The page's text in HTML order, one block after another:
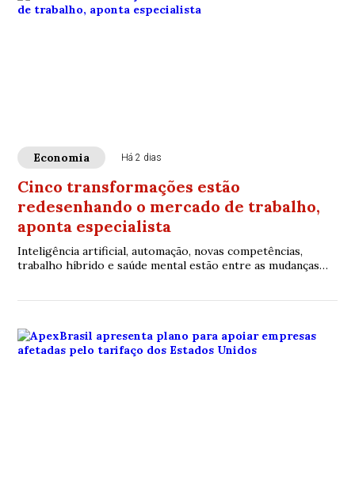
Economia Há 2 dias
Cinco transformações estão
redesenhando o mercado de trabalho,
aponta especialista
Inteligência artificial, automação, novas competências,
trabalho híbrido e saúde mental estão entre as mudanças